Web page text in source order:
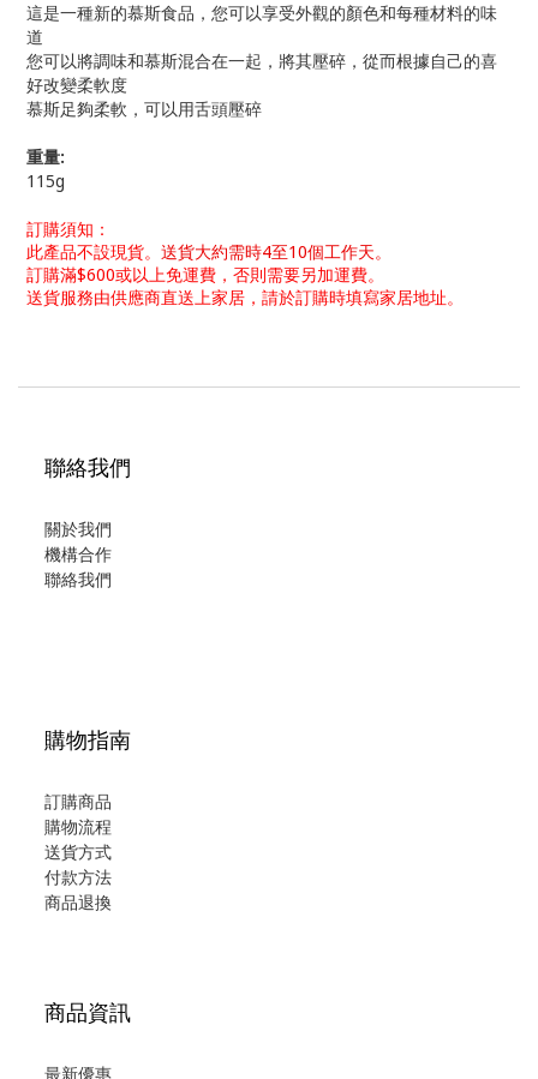
這是一種新的慕斯食品，您可以享受外觀的顏色和每種材料的味
道
您可以將調味和慕斯混合在一起，將其壓碎，從而根據自己的喜
好改變柔軟度
慕斯足夠柔軟，可以用舌頭壓碎
重量:
115g
訂購須知：
此產品不設現貨。 送貨大約需時4至10個工作天。
訂購滿$600或以上免運費，否則需要另加運費。
送貨服務由供應商直送上家居，請於訂購時填寫家居地址。
聯絡我們
關於我們
機構合作
聯絡我們
購物指南
訂購商品
購物流程
送貨方式
付款方法
商品退換
商品資訊
最新優惠